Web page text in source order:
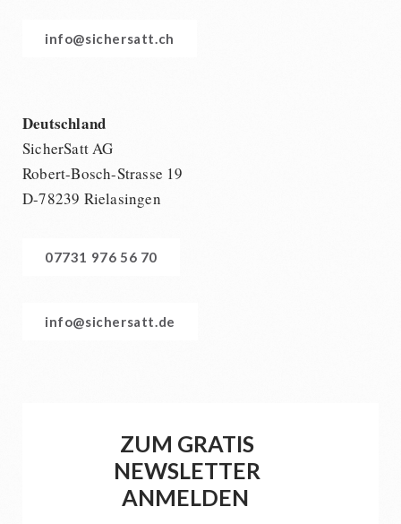
info@sichersatt.ch
Deutschland
SicherSatt AG
Robert-Bosch-Strasse 19
D-78239 Rielasingen
07731 976 56 70
info@sichersatt.de
ZUM GRATIS
NEWSLETTER
ANMELDEN